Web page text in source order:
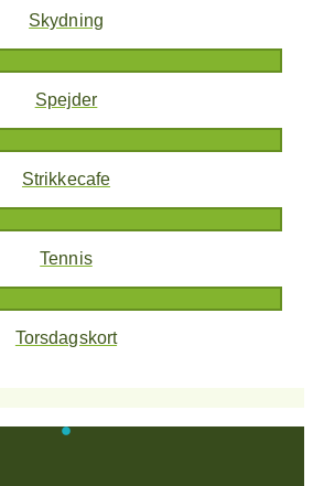
Skydning
Spejder
Strikkecafe
Tennis
Torsdagskort